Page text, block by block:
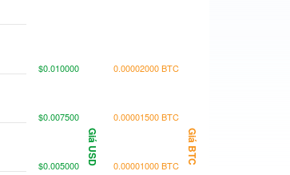
Giá USD Giá BTC
$0.005000
$0.007500
$0.010000
0.00001000 BTC
0.00001500 BTC
0.00002000 BTC